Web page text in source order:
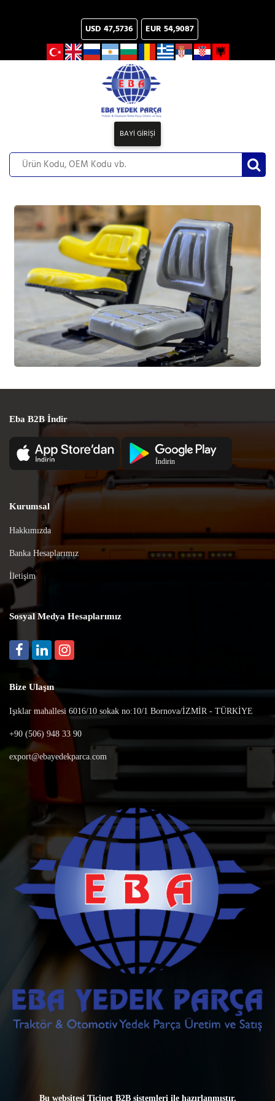
USD 47,5736 EUR 54,9087
BAYİ GİRİŞİ
Eba B2B İndir
Kurumsal
Hakkımızda
Banka Hesaplarımız
İletişim
Sosyal Medya Hesaplarımız
Bize Ulaşın
Işıklar mahallesi 6016/10 sokak no:10/1 Bornova/İZMİR - TÜRKİYE
+90 (506) 948 33 90
export@ebayedekparca.com
Bu websitesi Ticinet B2B sistemleriile hazırlanmıştır.